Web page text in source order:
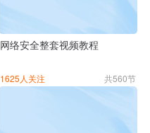
网络安全整套视频教程
1625人关注 共560节